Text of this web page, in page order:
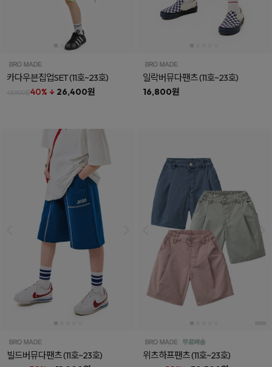
카다우븐집업SET(11호~23호)
43,900원40% ↓ 26,400원
일락버뮤다팬츠(11호~23호)
16,800원
빌드버뮤다팬츠(11호~23호) 위츠하프팬츠(11호~23호)